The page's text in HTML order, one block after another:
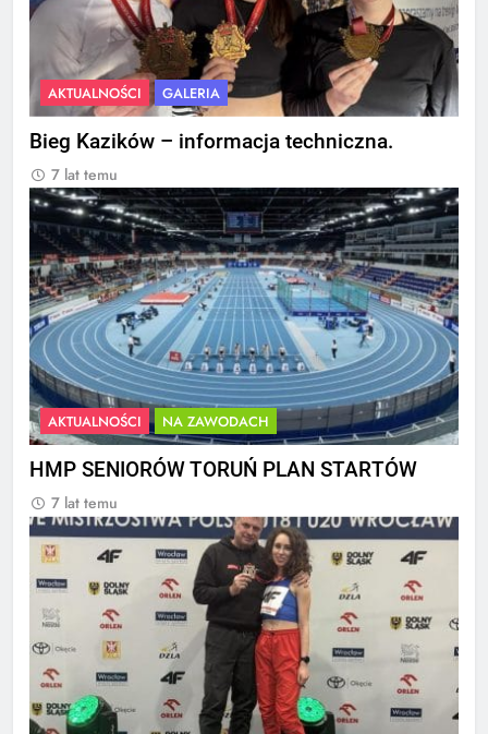
AKTUALNOŚCI GALERIA
Bieg Kazików – informacja techniczna.
7 lat temu
AKTUALNOŚCI NA ZAWODACH
HMP SENIORÓW TORUŃ PLAN STARTÓW
7 lat temu